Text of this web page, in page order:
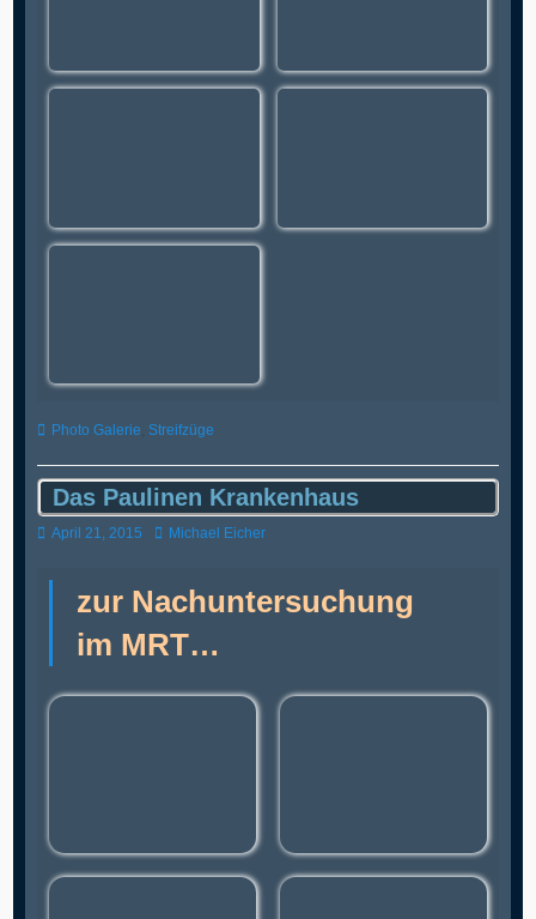
Kategorien
Photo Galerie, Streifzüge
Das Paulinen Krankenhaus
Veröffentlicht
April 21, 2015 AutorMichael Eicher
zur Nachuntersuchung
im MRT…